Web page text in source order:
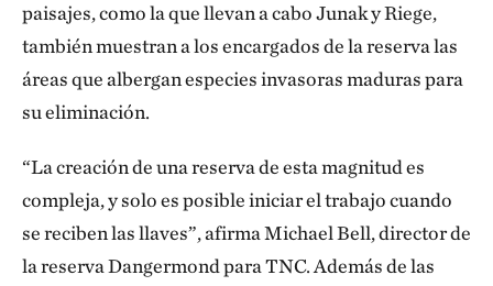
paisajes, como la que llevan a cabo Junak y Riege,
también muestran a los encargados de la reserva las
áreas que albergan especies invasoras maduras para
su eliminación.
“La creación de una reserva de esta magnitud es
compleja, y solo es posible iniciar el trabajo cuando
se reciben las llaves”, afirma Michael Bell, director de
la reserva Dangermond para TNC. Además de las